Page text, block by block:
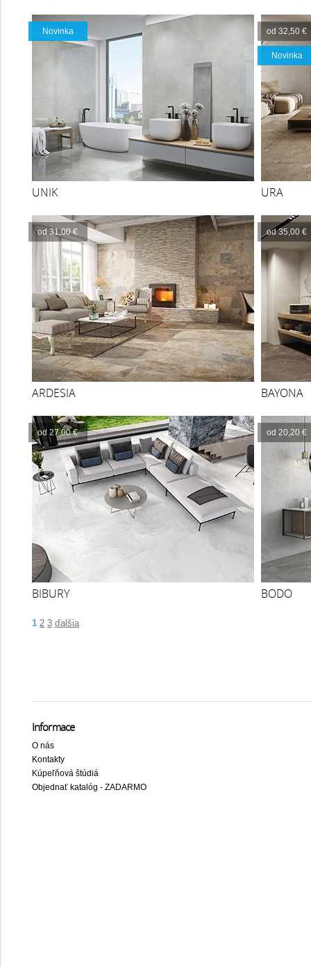
Novinka
UNIK
od 32,50 €
Novinka
URA
od 31,00 €
ARDESIA
od 35,00 €
BAYONA
od 27,00 €
BIBURY
od 20,20 €
BODO
1 2 3 ďalšia
Informace
O nás
Kontakty
Kúpeľňová štúdiá
Objednať katalóg - ZADARMO